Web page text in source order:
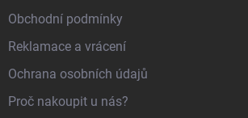
Obchodní podmínky
Reklamace a vrácení
Ochrana osobních údajů
Proč nakoupit u nás?